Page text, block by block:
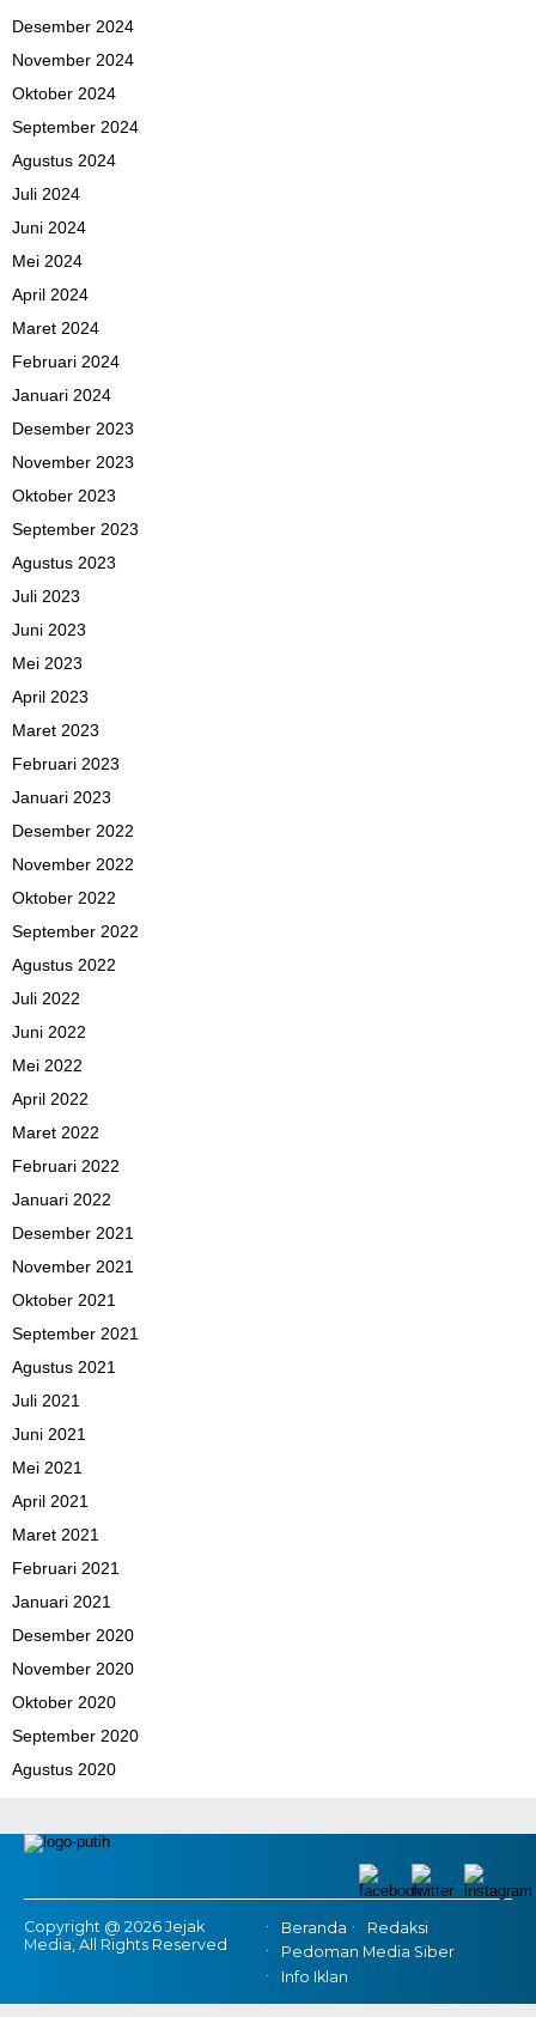
Desember 2024
November 2024
Oktober 2024
September 2024
Agustus 2024
Juli 2024
Juni 2024
Mei 2024
April 2024
Maret 2024
Februari 2024
Januari 2024
Desember 2023
November 2023
Oktober 2023
September 2023
Agustus 2023
Juli 2023
Juni 2023
Mei 2023
April 2023
Maret 2023
Februari 2023
Januari 2023
Desember 2022
November 2022
Oktober 2022
September 2022
Agustus 2022
Juli 2022
Juni 2022
Mei 2022
April 2022
Maret 2022
Februari 2022
Januari 2022
Desember 2021
November 2021
Oktober 2021
September 2021
Agustus 2021
Juli 2021
Juni 2021
Mei 2021
April 2021
Maret 2021
Februari 2021
Januari 2021
Desember 2020
November 2020
Oktober 2020
September 2020
Agustus 2020
Copyright @ 2026 Jejak
Media, All Rights Reserved
Beranda
Redaksi
Pedoman Media Siber
Info Iklan